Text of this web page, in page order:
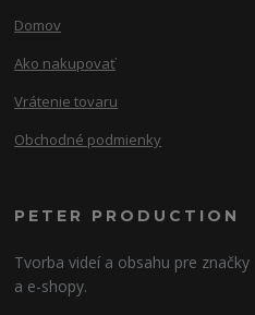
Domov
Ako nakupovať
Vrátenie tovaru
Obchodné podmienky
PETER PRODUCTION
Tvorba videí a obsahu pre značky
a e-shopy.